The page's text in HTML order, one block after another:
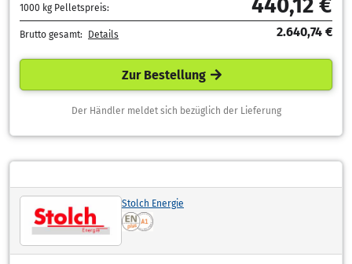
1000 kg Pelletspreis: 440,12 €
Brutto gesamt: Details 2.640,74 €
Zur Bestellung
Der Händler meldet sich bezüglich der Lieferung
Stolch Energie